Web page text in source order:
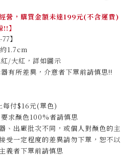
營，購買金額未達199元(不含運費)
】
】
1.7cm
/大紅，詳如圖示
有所差異，介意者下單前請慎思!!
付$16元(單色)
求顏色100%者請慎思
、出廠批次不同，或個人對顏色的主
受一定程度的差異請勿下單，恕不以
義者下單前請慎思